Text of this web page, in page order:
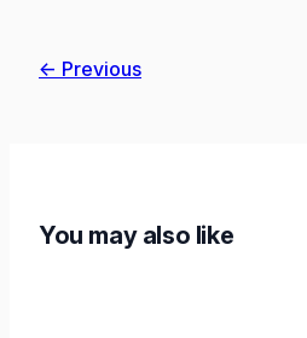
← Previous
You may also like